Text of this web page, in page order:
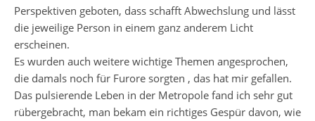
Perspektiven geboten, dass schafft Abwechslung und lässt
die jeweilige Person in einem ganz anderem Licht
erscheinen.
Es wurden auch weitere wichtige Themen angesprochen,
die damals noch für Furore sorgten , das hat mir gefallen.
Das pulsierende Leben in der Metropole fand ich sehr gut
rübergebracht, man bekam ein richtiges Gespür davon, wie